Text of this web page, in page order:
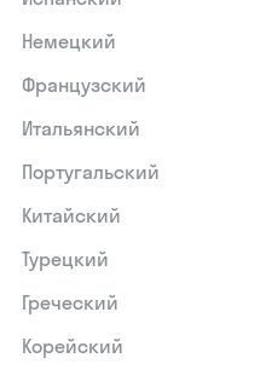
Немецкий
Французский
Итальянский
Португальский
Китайский
Турецкий
Греческий
Корейский